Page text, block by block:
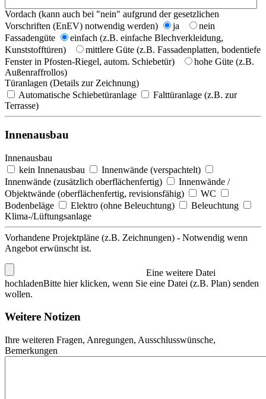
Vordach (kann auch bei "nein" aufgrund der gesetzlichen
Vorschriften (EnEV) notwendig werden)
ja
nein
Fassadengüte
einfach (z.B. einfache Blechverkleidung,
Kunststofftüren)
mittlere Güte (z.B. Fassadenplatten, bodentiefe
Fenster in Pfosten-Riegel, autom. Schiebetür)
hohe Güte (z.B.
Außenraffrollos)
Türanlagen (Details zur Zeichnung)
Automatische Schiebetüranlage
Falttüranlage (z.B. zur
Terrasse)
Innenausbau
Innenausbau
kein Innenausbau
Innenwände (verspachtelt)
Innenwände (zusätzlich oberflächenfertig)
Innenwände /
Objektwände (oberflächenfertig, revisionsfähig)
WC
Bodenbeläge
Elektro (ohne Beleuchtung)
Beleuchtung
Klima-/Lüftungsanlage
Vorhandene Projektpläne (z.B. Zeichnungen) - Notwendig wenn
Angebot erwünscht ist.
Eine weitere Datei
hochladenBitte hier klicken, wenn Sie eine Datei (z.B. Plan) senden
wollen.
Weitere Notizen
Ihre weiteren Fragen, Anregungen, Ausschlusswünsche,
Bemerkungen